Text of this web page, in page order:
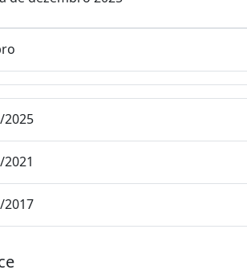
2025
2017